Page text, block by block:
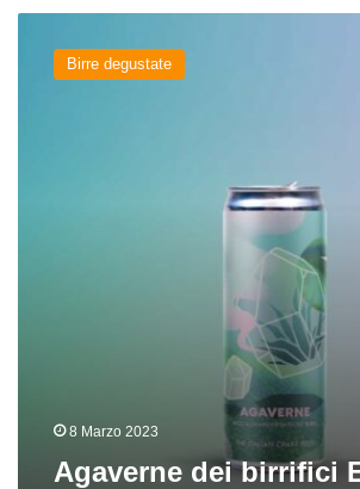
birrifici
Birre degustate
8 Marzo 2023
Agaverne dei birrifici